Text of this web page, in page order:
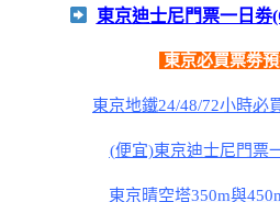
東京迪士尼門票一日劵
東京必買票劵
東京地鐵24/48/72小時必
(便宜)東京迪士尼門票
東京晴空塔350m與